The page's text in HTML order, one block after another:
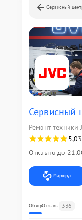
Сервисный
Сервисный
Ремонт техники
5,0
Открыто до
Маршрут
ОбзорОтзывы 336